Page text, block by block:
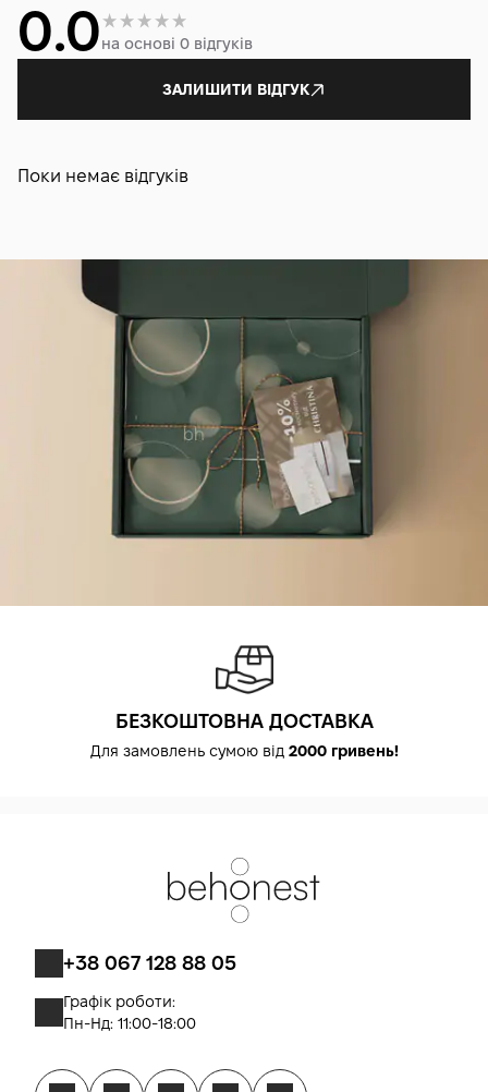
0.0на основі 0 відгуків
ЗАЛИШИТИ ВІДГУК
Поки немає відгуків
БЕЗКОШТОВНА ДОСТАВКА
Для замовлень сумою від 2000 гривень!
+38 067 128 88 05
Графік роботи:
Пн-Нд: 11:00-18:00